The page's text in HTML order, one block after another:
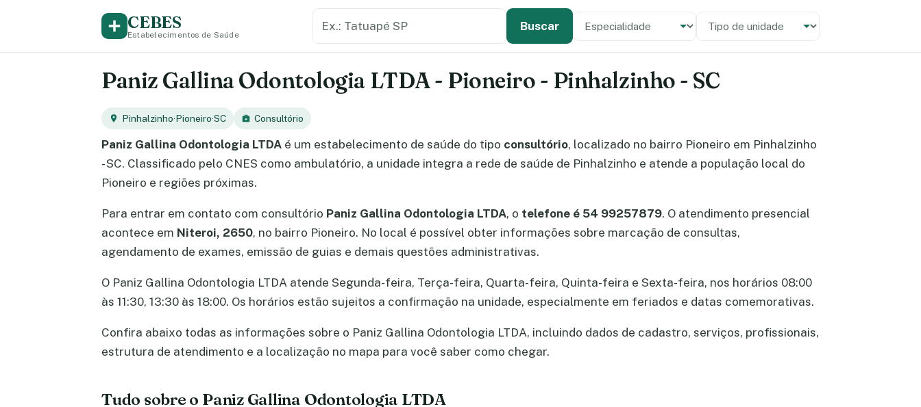
CEBES
Estabelecimentos de Saúde
Buscar Especialidade
Tipo de unidade
Paniz Gallina Odontologia LTDA - Pioneiro - Pinhalzinho - SC
Pinhalzinho·Pioneiro·SC Consultório
Paniz Gallina Odontologia LTDA é um estabelecimento de saúde do tipo consultório, localizado no bairro Pioneiro em Pinhalzinho
- SC. Classificado pelo CNES como ambulatório, a unidade integra a rede de saúde de Pinhalzinho e atende a população local do
Pioneiro e regiões próximas.
Para entrar em contato com consultório Paniz Gallina Odontologia LTDA, o telefone é 54 99257879. O atendimento presencial
acontece em Niteroi, 2650, no bairro Pioneiro. No local é possível obter informações sobre marcação de consultas,
agendamento de exames, emissão de guias e demais questões administrativas.
O Paniz Gallina Odontologia LTDA atende Segunda-feira, Terça-feira, Quarta-feira, Quinta-feira e Sexta-feira, nos horários 08:00
às 11:30, 13:30 às 18:00. Os horários estão sujeitos a confirmação na unidade, especialmente em feriados e datas comemorativas.
Confira abaixo todas as informações sobre o Paniz Gallina Odontologia LTDA, incluindo dados de cadastro, serviços, profissionais,
estrutura de atendimento e a localização no mapa para você saber como chegar.
Tudo sobre o Paniz Gallina Odontologia LTDA